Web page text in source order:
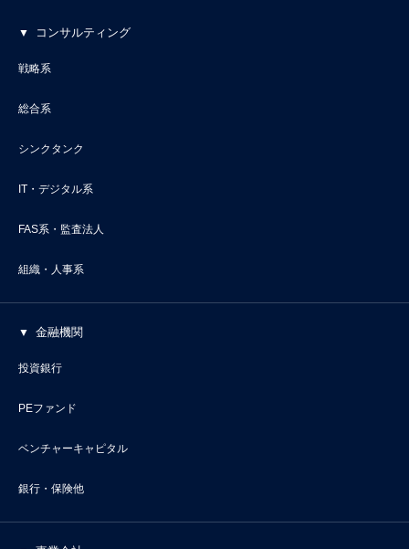
コンサルティング
戦略系
総合系
シンクタンク
IT・デジタル系
FAS系・監査法人
組織・人事系
金融機関
投資銀行
PEファンド
ベンチャーキャピタル
銀行・保険他